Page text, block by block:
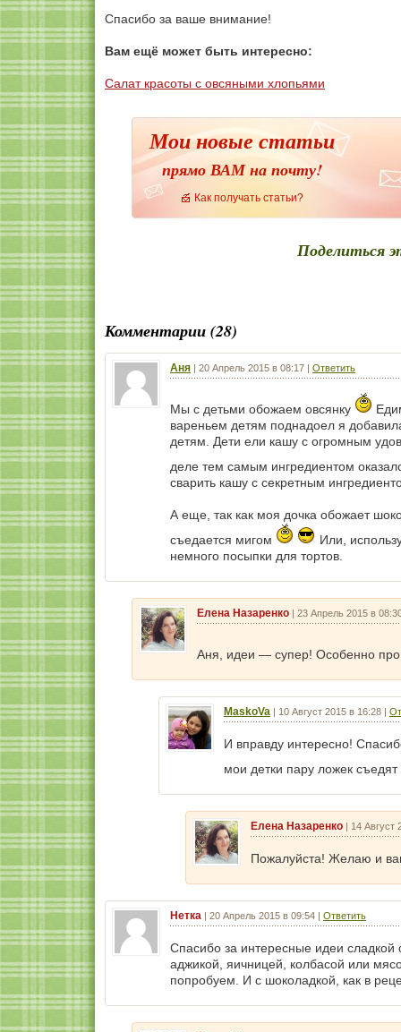
Спасибо за ваше внимание!
Вам ещё может быть интересно:
Салат красоты с овсяными хлопьями
Мои новые статьи
прямо ВАМ на почту!
Как получать статьи?
Поделиться
Комментарии (28)
Аня | 20 Апрель 2015 в 08:17 | Ответить
Мы с детьми обожаем овсянку
вареньем детям поднадоел я
детям. Дети ели кашу с огромным
деле тем самым ингредиентом
сварить кашу с секретным
А еще, так как моя дочка обожает
съедается мигом
Или,
немного посыпки для тортов.
Елена Назаренко | 23 Апрель 2015 в
Аня, идеи — супер! Особенно про
MaskoVa | 10 Август 2015 в 16:28 |
И вправду интересно!
мои детки пару ложек
Елена Назаренко | 14 Август
Пожалуйста! Желаю и
Нетка | 20 Апрель 2015 в 09:54 | Ответить
Спасибо за интересные идеи сладкой
аджикой, яичницей, колбасой или
попробуем. И с шоколадкой, как в